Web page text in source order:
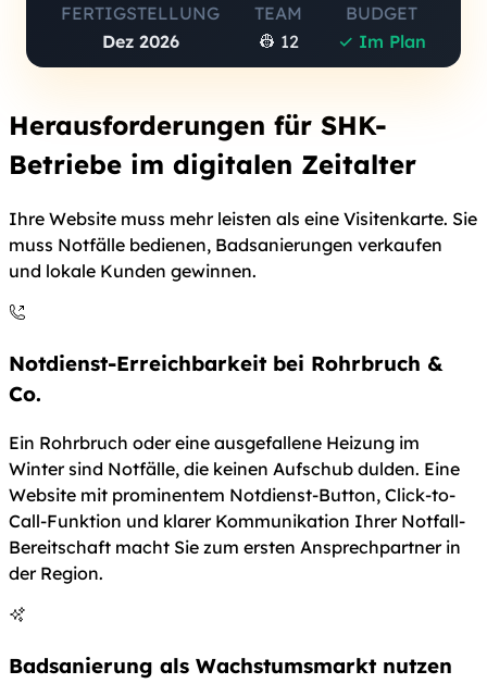
FERTIGSTELLUNG
Dez 2026
TEAM
👷 12
BUDGET
✓ Im Plan
Herausforderungen für SHK-
Betriebe im digitalen Zeitalter
Ihre Website muss mehr leisten als eine Visitenkarte. Sie
muss Notfälle bedienen, Badsanierungen verkaufen
und lokale Kunden gewinnen.
Notdienst-Erreichbarkeit bei Rohrbruch &
Co.
Ein Rohrbruch oder eine ausgefallene Heizung im
Winter sind Notfälle, die keinen Aufschub dulden. Eine
Website mit prominentem Notdienst-Button, Click-to-
Call-Funktion und klarer Kommunikation Ihrer Notfall-
Bereitschaft macht Sie zum ersten Ansprechpartner in
der Region.
Badsanierung als Wachstumsmarkt nutzen